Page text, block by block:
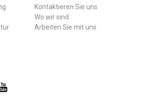
Kontaktieren Sie uns
Wo wir sind
Arbeiten Sie mit uns